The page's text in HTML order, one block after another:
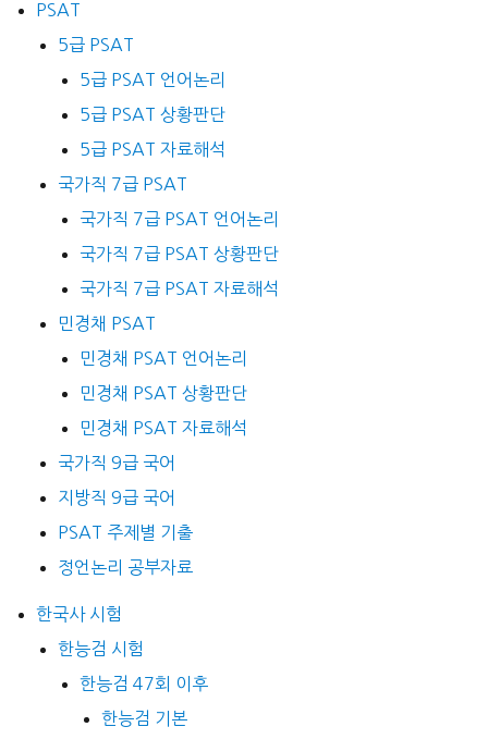
PSAT
5급 PSAT
5급 PSAT 언어논리
5급 PSAT 상황판단
5급 PSAT 자료해석
국가직 7급 PSAT
국가직 7급 PSAT 언어논리
국가직 7급 PSAT 상황판단
국가직 7급 PSAT 자료해석
민경채 PSAT
민경채 PSAT 언어논리
민경채 PSAT 상황판단
민경채 PSAT 자료해석
국가직 9급 국어
지방직 9급 국어
PSAT 주제별 기출
정언논리 공부자료
한국사 시험
한능검 시험
한능검 47회 이후
한능검 기본